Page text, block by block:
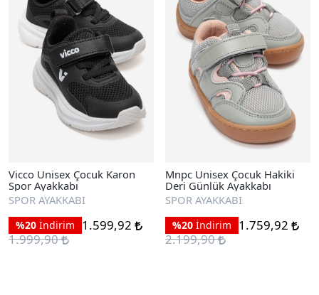
Vicco Unisex Çocuk Karon
Spor Ayakkabı
SPOR AYAKKABI
%20 İndirim
1.599,92
1.999,90
Mnpc Unisex Çocuk Hakiki
Deri Günlük Ayakkabı
SPOR AYAKKABI
%20 İndirim
1.759,92
2.199,90